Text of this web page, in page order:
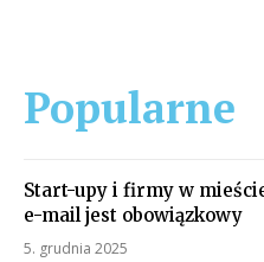
Popularne
Start-upy i firmy w
e-mail jest obowiązkowy
5. grudnia 2025